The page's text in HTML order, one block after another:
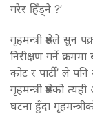
गरेर हिँड्ने ?’
गृहमन्त्री श्रेष्ठले सुन
निरीक्षण गर्ने
कोट र पार्टी’ ले
गृहमन्त्री श्रेष्ठको
घटना हुँदा